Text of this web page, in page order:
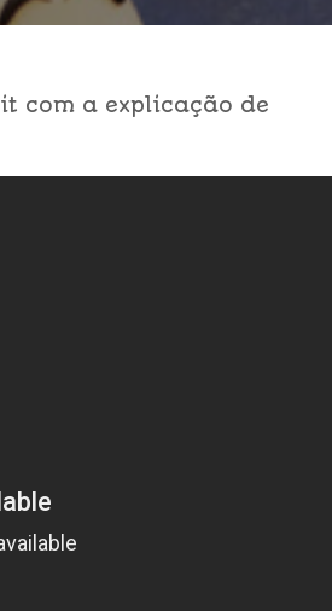
com a explicação de